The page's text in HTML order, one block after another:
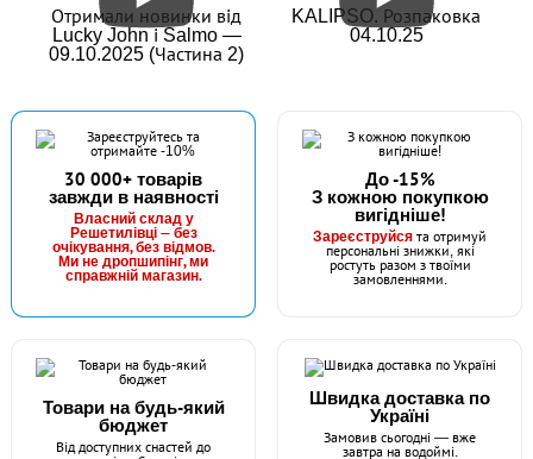
Отримали новинки від
Lucky John і Salmo —
09.10.2025 (Частина 2)
KALIPSO. Розпаковка
04.10.25
30 000+ товарів
завжди в наявності
Власний склад у
Решетилівці — без
очікування, без відмов.
Ми не дропшипінг, ми
справжній магазин.
До -15%
З кожною покупкою
вигідніше!
Зареєструйся та отримуй
персональні знижки, які
ростуть разом з твоїми
замовленнями.
Товари на будь-який
бюджет
Від доступних снастей до
Швидка доставка по
Україні
Замовив сьогодні — вже
завтра на водоймі.